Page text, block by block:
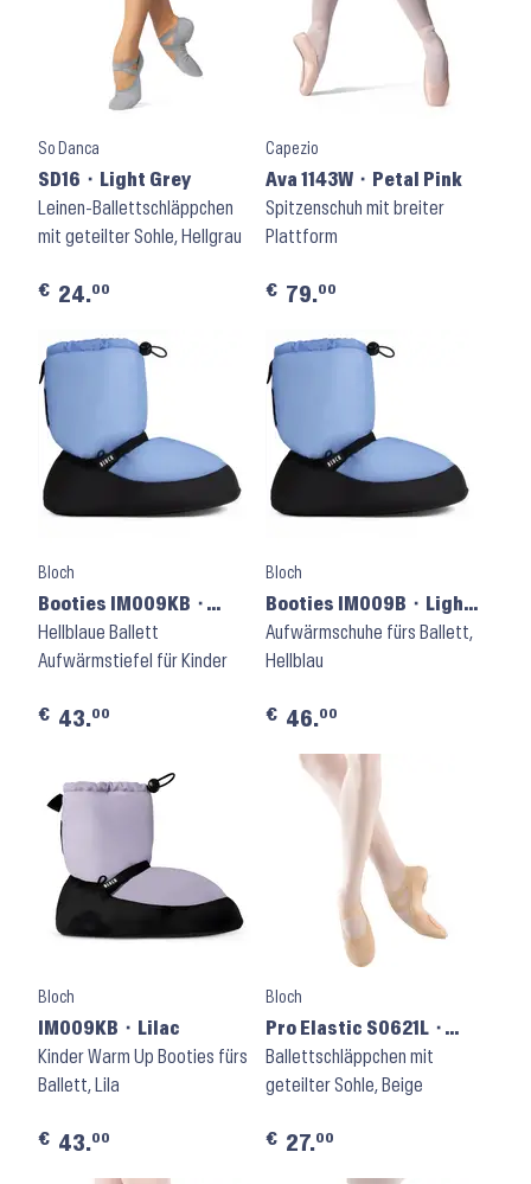
So Danca
SD16 ⬝ Light Grey
Leinen-Ballettschläppchen
mit geteilter Sohle, Hellgrau
€ 24.00
Capezio
Ava 1143W ⬝ Petal Pink
Spitzenschuh mit breiter
Plattform
€ 79.00
Bloch
Booties IM009KB ⬝
Light Blue
Hellblaue Ballett
Aufwärmstiefel für Kinder
€ 43.00
Bloch
Booties IM009B ⬝ Light
Blue
Aufwärmschuhe fürs Ballett,
Hellblau
€ 46.00
Bloch
IM009KB ⬝ Lilac
Kinder Warm Up Booties fürs
Ballett, Lila
€ 43.00
Bloch
Pro Elastic S0621L ⬝
Light Sand
Ballettschläppchen mit
geteilter Sohle, Beige
€ 27.00